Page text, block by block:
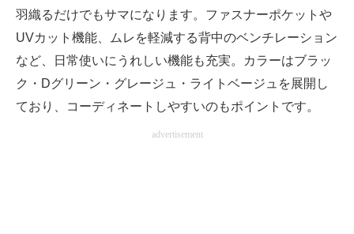
羽織るだけでもサマになります。ファスナーポケットや
UVカット機能、ムレを軽減する背中のベンチレーション
など、日常使いにうれしい機能も充実。カラーはブラッ
ク・Dグリーン・グレージュ・ライトベージュを展開し
ており、コーディネートしやすいのもポイントです。
advertisement